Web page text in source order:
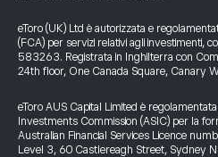
eToro (UK) Ltd è autorizzata e
(FCA) per servizi relativi agli investimenti,
583263. Registrata in Inghilterra con
24th floor, One Canada Square, Canary
eToro AUS Capital Limited è
Investments Commission (ASIC) per la
Australian Financial Services Licence
Level 3, 60 Castlereagh Street, Sydney